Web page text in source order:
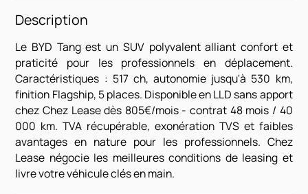
Description
Le BYD Tang est un SUV polyvalent alliant confort et
praticité pour les professionnels en déplacement.
Caractéristiques : 517 ch, autonomie jusqu'à 530 km,
finition Flagship, 5 places. Disponible en LLD sans apport
chez Chez Lease dès 805€/mois - contrat 48 mois / 40
000 km. TVA récupérable, exonération TVS et faibles
avantages en nature pour les professionnels. Chez
Lease négocie les meilleures conditions de leasing et
livre votre véhicule clés en main.